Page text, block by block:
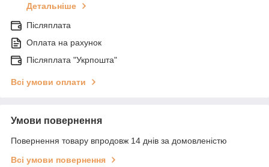
Детальніше
Післяплата
Оплата на рахунок
Післяплата "Укрпошта"
Всі умови оплати
Умови повернення
Повернення товару впродовж 14 днів за домовленістю
Всі умови повернення